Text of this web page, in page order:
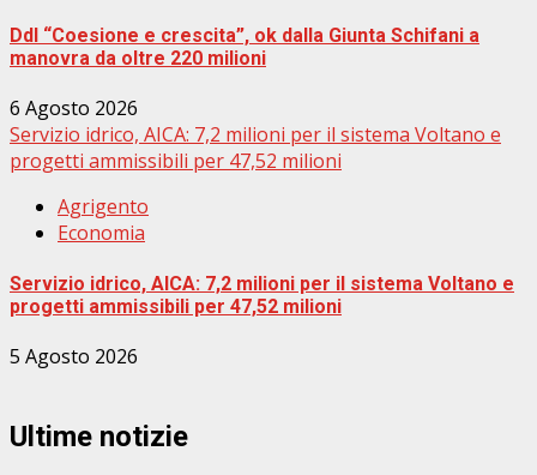
Ddl “Coesione e crescita”, ok dalla Giunta Schifani a
manovra da oltre 220 milioni
6 Agosto 2026
Servizio idrico, AICA: 7,2 milioni per il sistema Voltano e
progetti ammissibili per 47,52 milioni
Agrigento
Economia
Servizio idrico, AICA: 7,2 milioni per il sistema Voltano e
progetti ammissibili per 47,52 milioni
5 Agosto 2026
Ultime notizie